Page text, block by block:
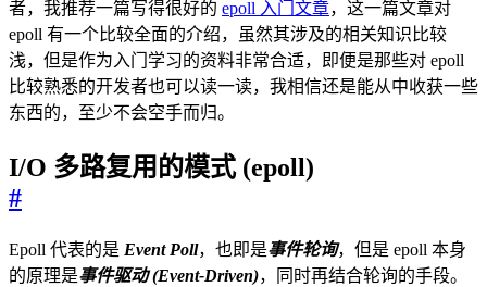
者，我推荐一篇写得很好的 epoll 入门文章，这一篇文章对
epoll 有一个比较全面的介绍，虽然其涉及的相关知识比较
浅，但是作为入门学习的资料非常合适，即便是那些对 epoll
比较熟悉的开发者也可以读一读，我相信还是能从中收获一些
东西的，至少不会空手而归。
I/O 多路复用的模式 (epoll)
#
Epoll 代表的是 Event Poll，也即是事件轮询，但是 epoll 本身
的原理是事件驱动 (Event-Driven)，同时再结合轮询的手段。